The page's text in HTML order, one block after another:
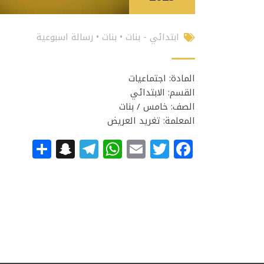
ابتدائي - بنات • بنات • رسالة اسبوعية
المادة: اجتماعيات
القسم: الابتدائي
الصف: خامس / بنات
المعلمة: تغريد العريض
Facebook
Twitter
Email
WhatsApp